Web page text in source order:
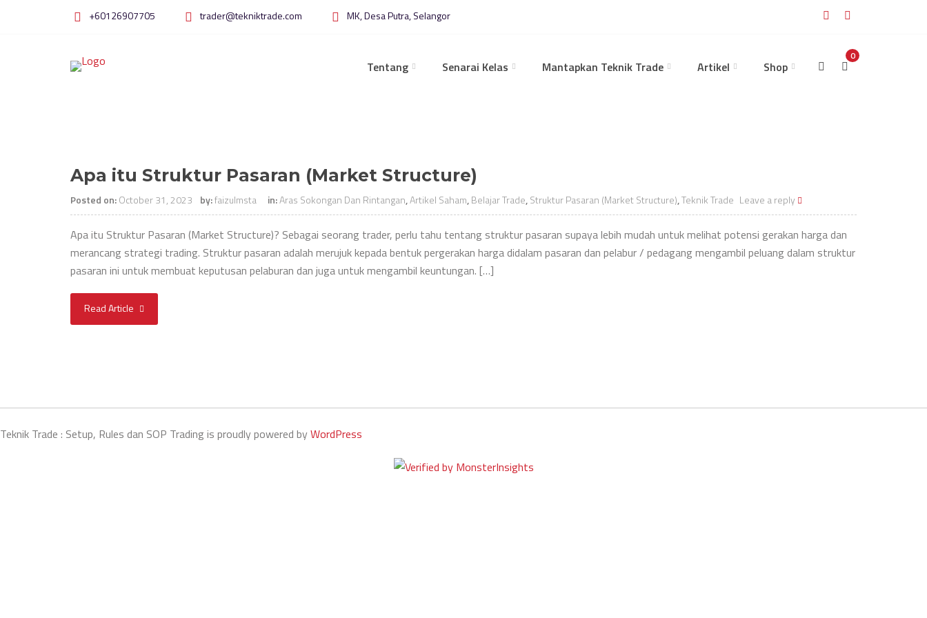
+60126907705 trader@tekniktrade.com MK, Desa Putra, Selangor
Tentang Senarai Kelas Mantapkan Teknik Trade Artikel Shop
0
Apa itu Struktur Pasaran (Market Structure)
Posted on:October 31, 2023 by:faizulmsta in:Aras Sokongan Dan Rintangan,Artikel Saham,Belajar Trade,Struktur Pasaran (Market Structure),Teknik Trade Leave a reply
Apa itu Struktur Pasaran (Market Structure)? Sebagai seorang trader, perlu tahu tentang struktur pasaran supaya lebih mudah untuk melihat potensi gerakan harga dan
merancang strategi trading. Struktur pasaran adalah merujuk kepada bentuk pergerakan harga didalam pasaran dan pelabur / pedagang mengambil peluang dalam struktur
pasaran ini untuk membuat keputusan pelaburan dan juga untuk mengambil keuntungan. […]
Read Article
Teknik Trade : Setup, Rules dan SOP Trading is proudly powered byWordPress